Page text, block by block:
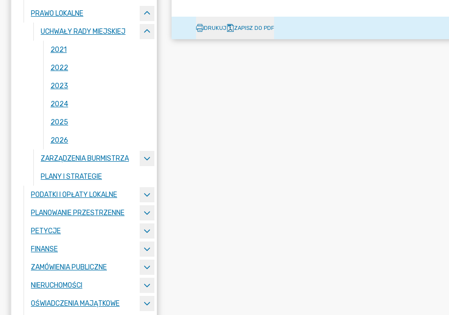
PRAWO LOKALNE
UCHWAŁY RADY MIEJSKIEJ
2021
2022
2023
2024
2025
2026
ZARZĄDZENIA BURMISTRZA
PLANY I STRATEGIE
PODATKI I OPŁATY LOKALNE
PLANOWANIE PRZESTRZENNE
PETYCJE
FINANSE
ZAMÓWIENIA PUBLICZNE
NIERUCHOMOŚCI
OŚWIADCZENIA MAJĄTKOWE
DRUKUJ ZAPISZ DO PDF